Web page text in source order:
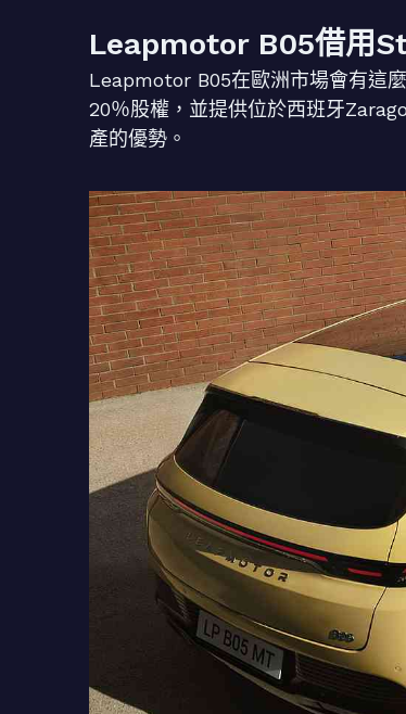
Leapmotor B05借用
Leapmotor B05在歐洲市場會有這
20％股權，並提供位於西班牙
產的優勢。